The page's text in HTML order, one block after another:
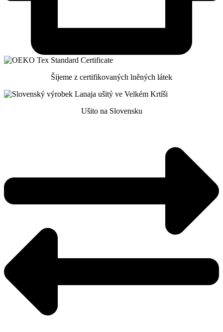
Šijeme z certifikovaných lněných látek
Ušito na Slovensku